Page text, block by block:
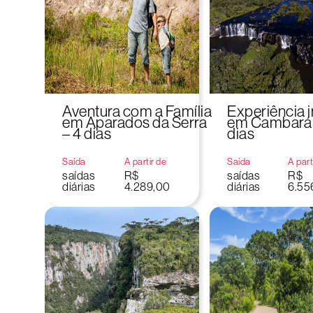
Aventura com a Família
em Aparados da Serra
– 4 dias
Saída
saídas
diárias
A partir de
R$
4.289,00
Experiência
em Cambará
dias
Saída
saídas
diárias
A
R$